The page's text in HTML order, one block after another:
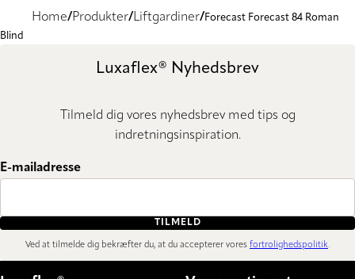
Home Produkter Liftgardiner
Forecast Forecast 84 Roman
Blind
Luxaflex® Nyhedsbrev
Tilmeld dig vores nyhedsbrev med tips og
indretningsinspiration.
E-mailadresse
TILMELD
Ved at tilmelde dig bekræfter du, at du accepterer vores fortrolighedspolitik.